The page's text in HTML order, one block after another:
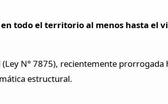
todo el territorio al menos hasta el
N° 7875), recientemente
estructural.